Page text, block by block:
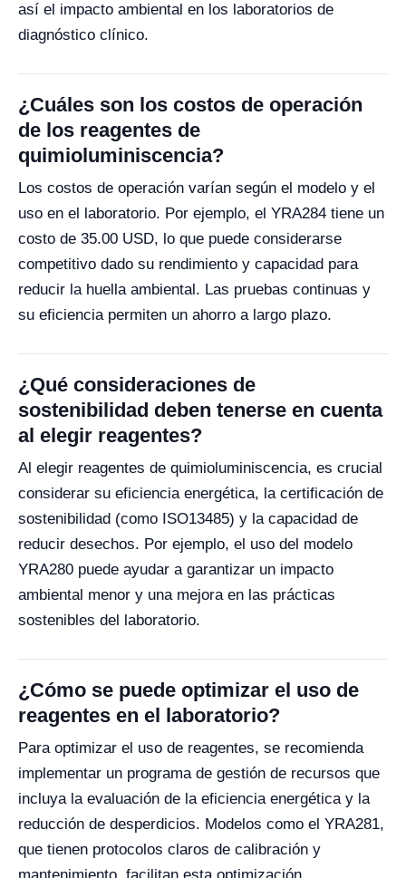
así el impacto ambiental en los laboratorios de
diagnóstico clínico.
¿Cuáles son los costos de operación
de los reagentes de
quimioluminiscencia?
Los costos de operación varían según el modelo y el
uso en el laboratorio. Por ejemplo, el YRA284 tiene un
costo de 35.00 USD, lo que puede considerarse
competitivo dado su rendimiento y capacidad para
reducir la huella ambiental. Las pruebas continuas y
su eficiencia permiten un ahorro a largo plazo.
¿Qué consideraciones de
sostenibilidad deben tenerse en cuenta
al elegir reagentes?
Al elegir reagentes de quimioluminiscencia, es crucial
considerar su eficiencia energética, la certificación de
sostenibilidad (como ISO13485) y la capacidad de
reducir desechos. Por ejemplo, el uso del modelo
YRA280 puede ayudar a garantizar un impacto
ambiental menor y una mejora en las prácticas
sostenibles del laboratorio.
¿Cómo se puede optimizar el uso de
reagentes en el laboratorio?
Para optimizar el uso de reagentes, se recomienda
implementar un programa de gestión de recursos que
incluya la evaluación de la eficiencia energética y la
reducción de desperdicios. Modelos como el YRA281,
que tienen protocolos claros de calibración y